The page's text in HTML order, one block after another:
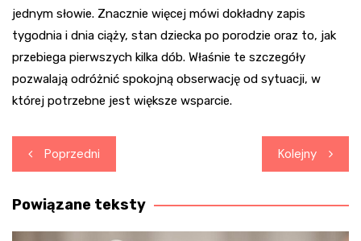
jednym słowie. Znacznie więcej mówi dokładny zapis
tygodnia i dnia ciąży, stan dziecka po porodzie oraz to, jak
przebiega pierwszych kilka dób. Właśnie te szczegóły
pozwalają odróżnić spokojną obserwację od sytuacji, w
której potrzebne jest większe wsparcie.
Nawigacja
wpisu
Poprzedni Kolejny
Powiązane teksty